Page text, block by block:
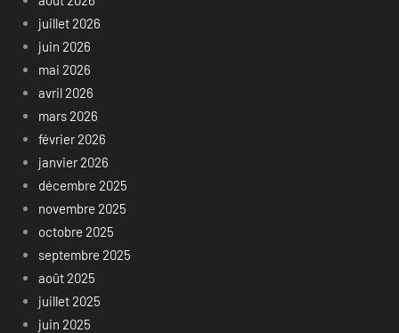
juillet 2026
juin 2026
mai 2026
avril 2026
mars 2026
février 2026
janvier 2026
décembre 2025
novembre 2025
octobre 2025
septembre 2025
août 2025
juillet 2025
juin 2025